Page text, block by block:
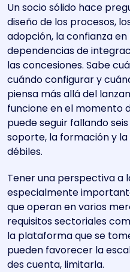
Un socio sólido hace
diseño de los procesos,
adopción, la confianza
dependencias de
las concesiones. Sabe
cuándo configurar y
piensa más allá del
funcione en el momento
puede seguir fallando
soporte, la formación y
débiles.
Tener una perspectiva a
especialmente
que operan en varios
requisitos sectoriales
la plataforma que se
pueden favorecer la
des cuenta, limitarla.